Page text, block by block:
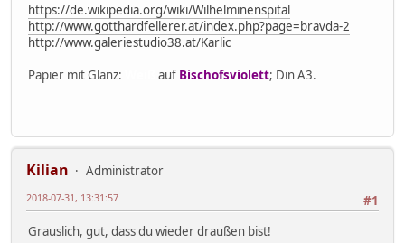
https://de.wikipedia.org/wiki/Wilhelminenspital
http://www.gotthardfellerer.at/index.php?page=bravda-2
http://www.galeriestudio38.at/Karlic
Papier mit Glanz:
auf Bischofsviolett; Din A3.
Kilian
Administrator
#1
2018-07-31, 13:31:57
Grauslich, gut, dass du wieder draußen bist!